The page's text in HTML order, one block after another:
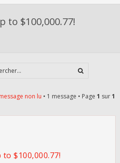
to $100,000.77!
non lu • 1 message • Page 1 sur1
$100,000.77!